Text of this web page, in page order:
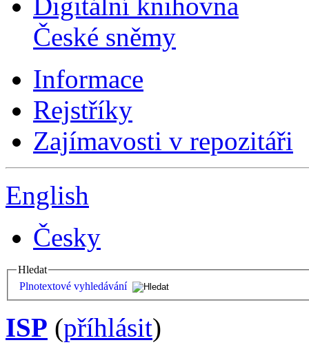
Digitální knihovna
České sněmy
Informace
Rejstříky
Zajímavosti v repozitáři
English
Česky
Hledat
Plnotextové vyhledávání
ISP (příhlásit)